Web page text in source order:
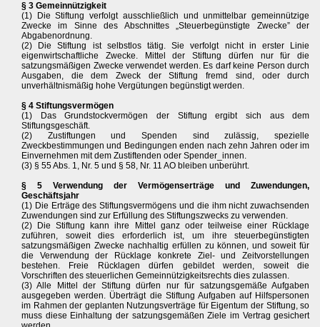
§ 3 Gemeinnützigkeit
(1) Die Stiftung verfolgt ausschließlich und unmittelbar gemeinnützige
Zwecke im Sinne des Abschnittes „Steuerbegünstigte Zwecke” der
Abgabenordnung.
(2) Die Stiftung ist selbstlos tätig. Sie verfolgt nicht in erster Linie
eigenwirtschaftliche Zwecke. Mittel der Stiftung dürfen nur für die
satzungsmäßigen Zwecke verwendet werden. Es darf keine Person durch
Ausgaben, die dem Zweck der Stiftung fremd sind, oder durch
unverhältnismäßig hohe Vergütungen begünstigt werden.
§ 4 Stiftungsvermögen
(1) Das Grundstockvermögen der Stiftung ergibt sich aus dem
Stiftungsgeschäft.
(2) Zustiftungen und Spenden sind zulässig, spezielle
Zweckbestimmungen und Bedingungen enden nach zehn Jahren oder im
Einvernehmen mit dem Zustiftenden oder Spender_innen.
(3) § 55 Abs. 1, Nr. 5 und § 58, Nr. 11 AO bleiben unberührt.
§ 5 Verwendung der Vermögenserträge und Zuwendungen,
Geschäftsjahr
(1) Die Erträge des Stiftungsvermögens und die ihm nicht zuwachsenden
Zuwendungen sind zur Erfüllung des Stiftungszwecks zu verwenden.
(2) Die Stiftung kann ihre Mittel ganz oder teilweise einer Rücklage
zuführen, soweit dies erforderlich ist, um ihre steuerbegünstigten
satzungsmäßigen Zwecke nachhaltig erfüllen zu können, und soweit für
die Verwendung der Rücklage konkrete Ziel- und Zeitvorstellungen
bestehen. Freie Rücklagen dürfen gebildet werden, soweit die
Vorschriften des steuerlichen Gemeinnützigkeitsrechts dies zulassen.
(3) Alle Mittel der Stiftung dürfen nur für satzungsgemäße Aufgaben
ausgegeben werden. Überträgt die Stiftung Aufgaben auf Hilfspersonen
im Rahmen der geplanten Nutzungsverträge für Eigentum der Stiftung, so
muss diese Einhaltung der satzungsgemäßen Ziele im Vertrag gesichert